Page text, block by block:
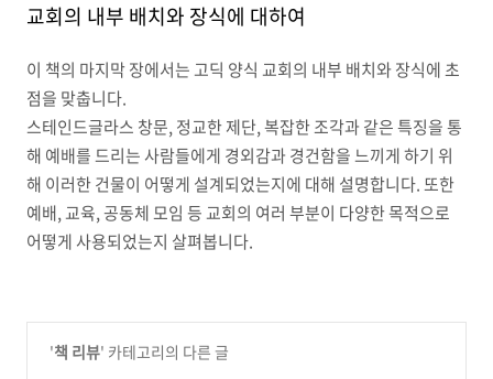
교회의 내부 배치와 장식에 대하여
이 책의 마지막 장에서는 고딕 양식 교회의 내부 배치와 장식에 초
점을 맞춥니다.
스테인드글라스 창문, 정교한 제단,복잡한 조각과 같은 특징을 통
해 예배를 드리는 사람들에게 경외감과 경건함을 느끼게 하기 위
해 이러한 건물이 어떻게 설계되었는지에 대해 설명합니다.또한
예배,교육,공동체 모임 등 교회의 여러 부분이 다양한 목적으로
어떻게 사용되었는지 살펴봅니다.
'책 리뷰' 카테고리의 다른 글